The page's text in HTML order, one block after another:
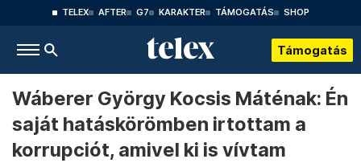
TELEX AFTER G7 KARAKTER TÁMOGATÁS SHOP
Támogatás
Wáberer György Kocsis Máténak: Én
saját hatáskörömben irtottam a
korrupciót, amivel ki is vívtam